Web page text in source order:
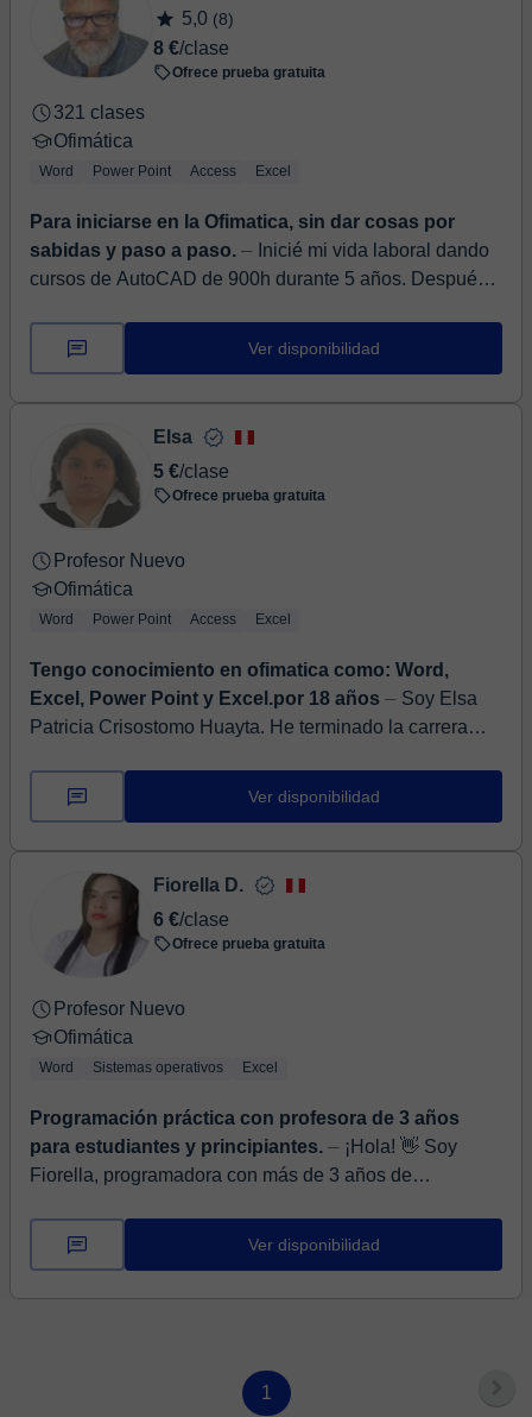
5,0 (8)
8 €/clase
Ofrece prueba gratuita
321 clases
Ofimática
Word Power Point Access Excel
Para iniciarse en la Ofimatica, sin dar cosas por
sabidas y paso a paso. ⏤ Inicié mi vida laboral dando
cursos de AutoCAD de 900h durante 5 años. Después,
y en una mul...
Ver disponibilidad
Elsa
5 €/clase
Ofrece prueba gratuita
Profesor Nuevo
Ofimática
Word Power Point Access Excel
Tengo conocimiento en ofimatica como: Word,
Excel, Power Point y Excel.por 18 años ⏤ Soy Elsa
Patricia Crisostomo Huayta. He terminado la carrera
Universidad San Ignacio de Loyola...
Ver disponibilidad
Fiorella D.
6 €/clase
Ofrece prueba gratuita
Profesor Nuevo
Ofimática
Word Sistemas operativos Excel
Programación práctica con profesora de 3 años
para estudiantes y principiantes. ⏤ ¡Hola! 👋 Soy
Fiorella, programadora con más de 3 años de
universitarios y personas que quieren dar...
Ver disponibilidad
1